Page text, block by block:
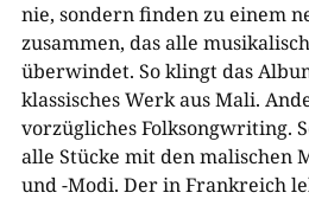
nie, sondern finden zu einem
zusammen, das alle
überwindet. So klingt das
klassisches Werk aus Mali.
vorzügliches Folksongwriting.
alle Stücke mit den malischen
und -Modi. Der in Frankreich